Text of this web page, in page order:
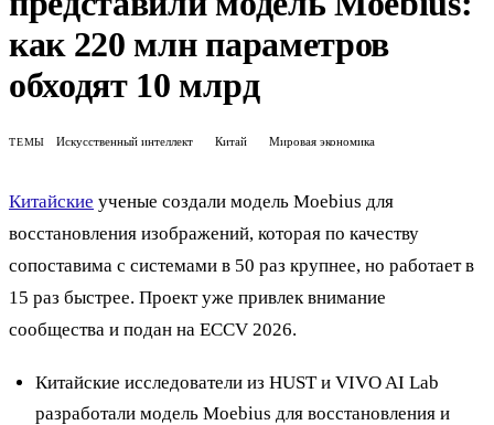
как 220 млн параметров
обходят 10 млрд
ТЕМЫ Искусственный интеллект Китай Мировая экономика
Китайские ученые создали модель Moebius для
восстановления изображений, которая по качеству
сопоставима с системами в 50 раз крупнее, но работает в
15 раз быстрее. Проект уже привлек внимание
сообщества и подан на ECCV 2026.
Китайские исследователи из HUST и VIVO AI Lab
разработали модель Moebius для восстановления и